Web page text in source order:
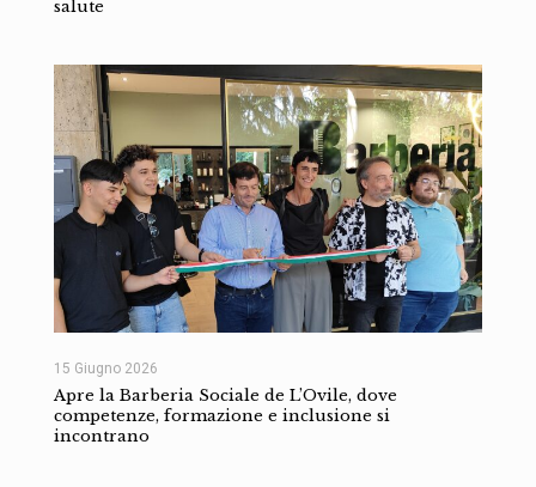
salute
15 Giugno 2026
Apre la Barberia Sociale de L’Ovile, dove
competenze, formazione e inclusione si
incontrano